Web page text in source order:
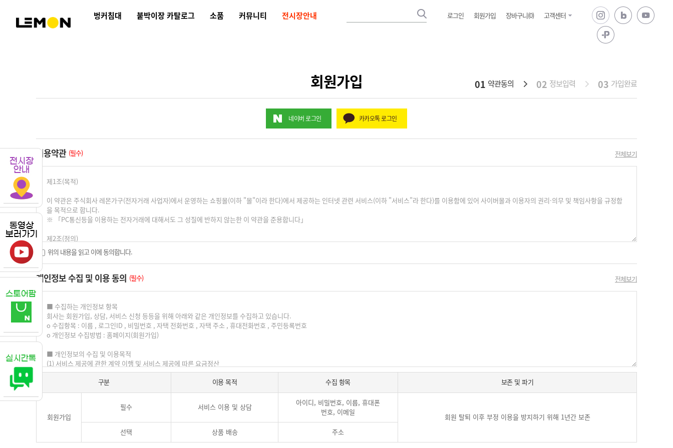
벙커침대 붙박이장 카탈로그 소품 커뮤니티 전시장안내 로그인 회원가입 장바구니(0) 고객센터
회원가입 01 약관동의 02 정보입력 03 가입완료
네이버 로그인 카카오톡 로그인
이용약관 (필수) 전체보기
위의 내용을 읽고 이에 동의합니다.
개인정보 수집 및 이용 동의 (필수) 전체보기
구분 이용 목적 수집 항목 보존 및 파기
회원가입
필수 서비스 이용 및 상담
아이디, 비밀번호, 이름, 휴대폰
번호, 이메일
회원 탈퇴 이후 부정 이용을 방지하기 위해 1년간 보존
선택
상품 배송 주소